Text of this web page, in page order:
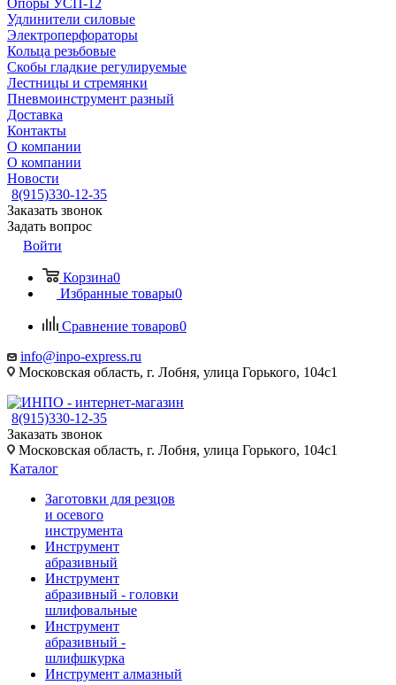
Опоры УСП-12
Удлинители силовые
Электроперфораторы
Кольца резьбовые
Скобы гладкие регулируемые
Лестницы и стремянки
Пневмоинструмент разный
Доставка
Контакты
О компании
О компании
Новости
8(915)330-12-35
Заказать звонок
Задать вопрос
Войти
Корзина0
Избранные товары0
Сравнение товаров0
info@inpo-express.ru
Московская область, г. Лобня, улица Горького, 104с1
8(915)330-12-35
Заказать звонок
Московская область, г. Лобня, улица Горького, 104с1
Каталог
Заготовки для резцов
и осевого
инструмента
Инструмент
абразивный
Инструмент
абразивный - головки
шлифовальные
Инструмент
абразивный -
шлифшкурка
Инструмент алмазный